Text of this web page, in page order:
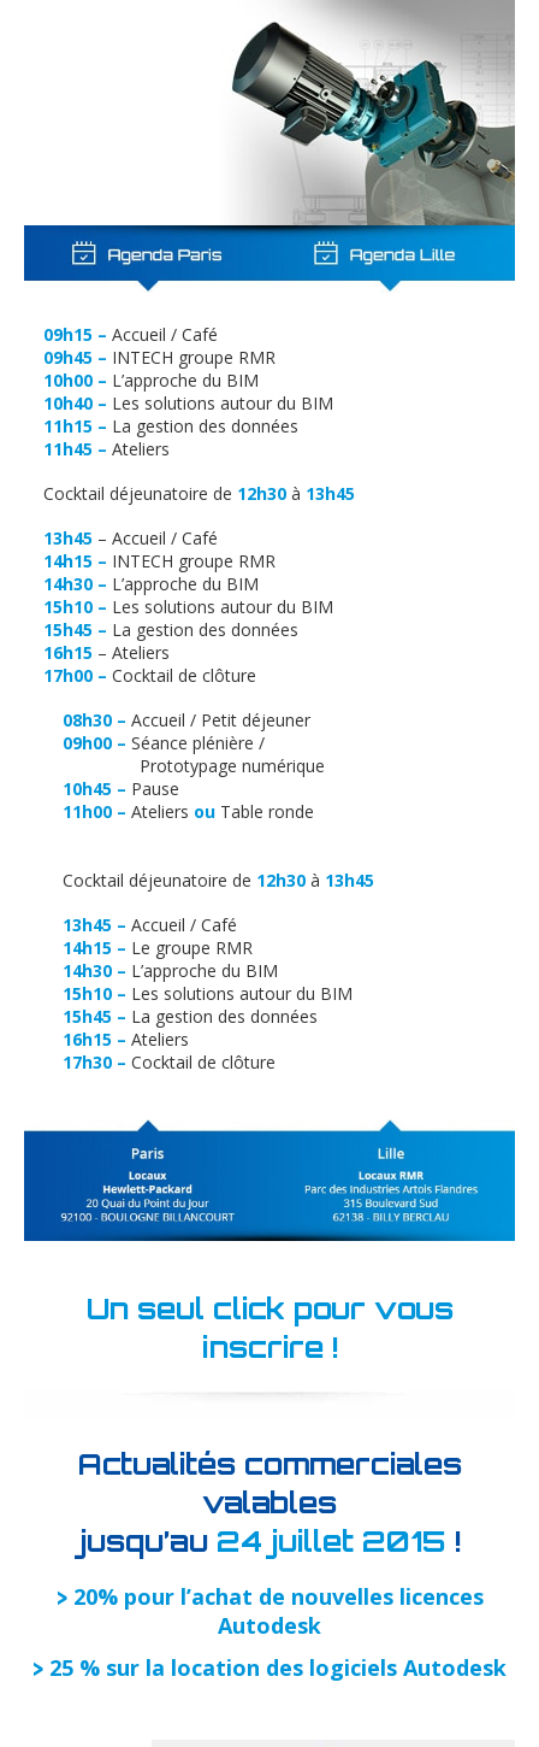
09h15 – Accueil / Café
09h45 – INTECH groupe RMR
10h00 – L’approche du BIM
10h40 – Les solutions autour du BIM
11h15 – La gestion des données
11h45 – Ateliers
Cocktail déjeunatoire de 12h30 à 13h45
13h45 – Accueil / Café
14h15 – INTECH groupe RMR
14h30 – L’approche du BIM
15h10 – Les solutions autour du BIM
15h45 – La gestion des données
16h15 – Ateliers
17h00 – Cocktail de clôture
08h30 – Accueil / Petit déjeuner
09h00 – Séance plénière /
Prototypage numérique
10h45 – Pause
11h00 – Ateliers ou Table ronde
Cocktail déjeunatoire de 12h30 à 13h45
13h45 – Accueil / Café
14h15 – Le groupe RMR
14h30 – L’approche du BIM
15h10 – Les solutions autour du BIM
15h45 – La gestion des données
16h15 – Ateliers
17h30 – Cocktail de clôture
Un seul click pour vous
inscrire !
Actualités commerciales
valables
jusqu’au 24 juillet 2015 !
>20% pour l’achat de nouvelles licences
Autodesk
> 25 % sur la location des logiciels Autodesk